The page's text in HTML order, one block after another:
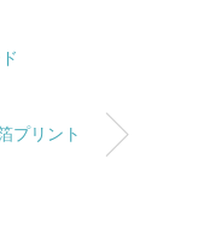
プリント